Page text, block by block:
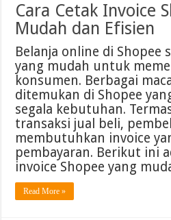
Cara Cetak Invoice
Mudah dan Efisien
Belanja online di Shopee
yang mudah untuk
konsumen. Berbagai
ditemukan di Shopee
segala kebutuhan.
transaksi jual beli,
membutuhkan invoice
pembayaran. Berikut ini
invoice Shopee yang
Read More »